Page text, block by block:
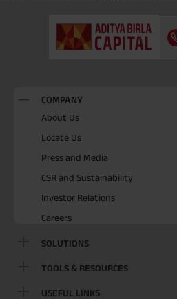
COMPANY
About Us
Locate Us
Press and Media
CSR and Sustainability
Investor Relations
Careers
SOLUTIONS
TOOLS & RESOURCES
USEFUL LINKS